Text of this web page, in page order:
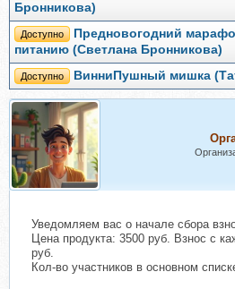
Бронникова)
Доступно
Предновогодний
питанию (Светлана Бронникова)
Доступно ВинниПушный мишка
Уведомляем вас о начале сбора
Цена продукта: 3500 руб. Взнос с
руб.
Кол-во участников в основном